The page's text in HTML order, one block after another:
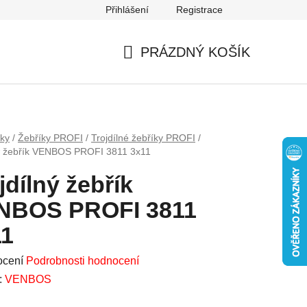
Přihlášení Registrace
PRÁZDNÝ KOŠÍK
/ Žebříky PROFI / Trojdílné žebříky PROFI /
VENBOS PROFI 3811 3x11
žebřík
PROFI 3811
Podrobnosti hodnocení
VENBOS